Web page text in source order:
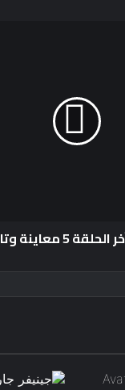
الإصدار ووقته